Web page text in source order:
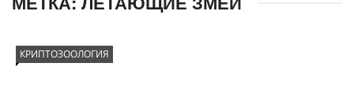
КРИПТОЗООЛОГИЯ